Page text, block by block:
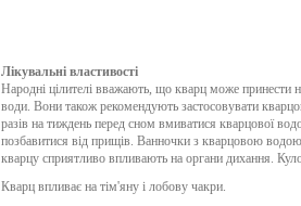
Лікувальні властивості
Народні цілителі вважають, що кварцможе принести
води. Вони також рекомендують застосовувати
разів на тиждень перед сном вмиватися кварцової
позбавитися від прищів. Ванночки з кварцовою
кварцу сприятливо впливають на органи дихання.
Кварцвпливає на тім'яну і лобову чакри.